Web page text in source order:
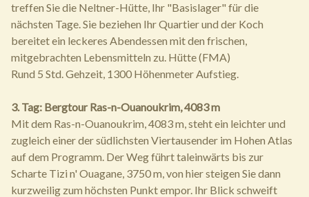
treffen Sie die Neltner-Hütte, Ihr "Basislager" für die
nächsten Tage. Sie beziehen Ihr Quartier und der Koch
bereitet ein leckeres Abendessen mit den frischen,
mitgebrachten Lebensmitteln zu. Hütte (FMA)
Rund 5 Std. Gehzeit, 1300 Höhenmeter Aufstieg.
3. Tag: Bergtour Ras-n-Ouanoukrim, 4083 m
Mit dem Ras-n-Ouanoukrim, 4083 m, steht ein leichter und
zugleich einer der südlichsten Viertausender im Hohen Atlas
auf dem Programm. Der Weg führt taleinwärts bis zur
Scharte Tizi n' Ouagane, 3750 m, von hier steigen Sie dann
kurzweilig zum höchsten Punkt empor. Ihr Blick schweift